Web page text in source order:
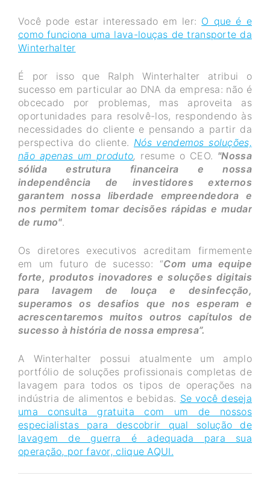
Você pode estar interessado em ler: O que é e
como funciona uma lava-louças de transporte da
Winterhalter
É por isso que Ralph Winterhalter atribui o
sucesso em particular ao DNA da empresa: não é
obcecado por problemas, mas aproveita as
oportunidades para resolvê-los, respondendo às
necessidades do cliente e pensando a partir da
perspectiva do cliente. Nós vendemos soluções,
não apenas um produto, resume o CEO. "Nossa
sólida estrutura financeira e nossa
independência de investidores externos
garantem nossa liberdade empreendedora e
nos permitem tomar decisões rápidas e mudar
de rumo".
Os diretores executivos acreditam firmemente
em um futuro de sucesso: “Com uma equipe
forte, produtos inovadores e soluções digitais
para lavagem de louça e desinfecção,
superamos os desafios que nos esperam e
acrescentaremos muitos outros capítulos de
sucesso à história de nossa empresa”.
A Winterhalter possui atualmente um amplo
portfólio de soluções profissionais completas de
lavagem para todos os tipos de operações na
indústria de alimentos e bebidas. Se você deseja
uma consulta gratuita com um de nossos
especialistas para descobrir qual solução de
lavagem de guerra é adequada para sua
operação, por favor, clique AQUI.